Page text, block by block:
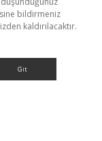
bildirmeniz
kaldırılacaktır.